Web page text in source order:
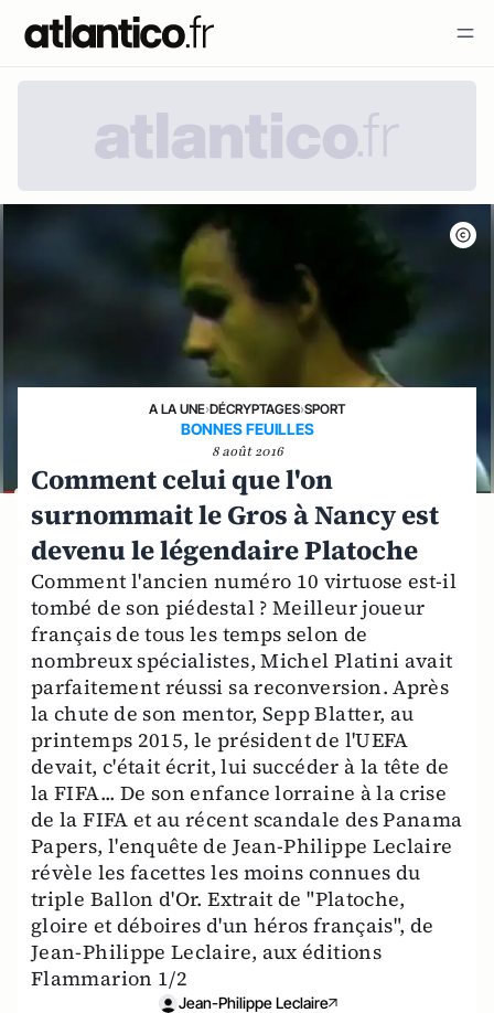
A LA UNE›DÉCRYPTAGES›SPORT
BONNES FEUILLES
8 août 2016
Comment celui que l'on
surnommait le Gros à Nancy est
devenu le légendaire Platoche
Comment l'ancien numéro 10 virtuose est-il
tombé de son piédestal ? Meilleur joueur
français de tous les temps selon de
nombreux spécialistes, Michel Platini avait
parfaitement réussi sa reconversion. Après
la chute de son mentor, Sepp Blatter, au
printemps 2015, le président de l'UEFA
devait, c'était écrit, lui succéder à la tête de
la FIFA... De son enfance lorraine à la crise
de la FIFA et au récent scandale des Panama
Papers, l'enquête de Jean-Philippe Leclaire
révèle les facettes les moins connues du
triple Ballon d'Or. Extrait de "Platoche,
gloire et déboires d'un héros français", de
Jean-Philippe Leclaire, aux éditions
Flammarion 1/2
Jean-Philippe Leclaire